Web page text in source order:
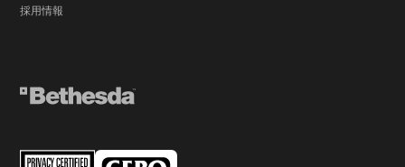
採用情報